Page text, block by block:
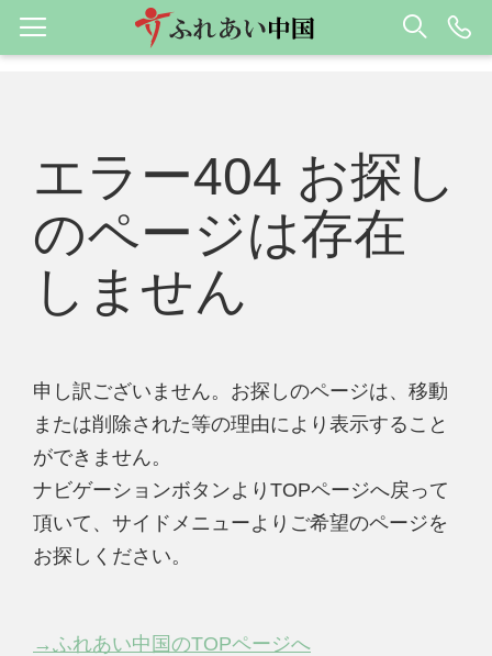
エラー404 お探し
のページは存在
しません
申し訳ございません。お探しのページは、移動
または削除された等の理由により表示すること
ができません。
ナビゲーションボタンよりTOPページへ戻って
頂いて、サイドメニューよりご希望のページを
お探しください。
→ふれあい中国のTOPページへ